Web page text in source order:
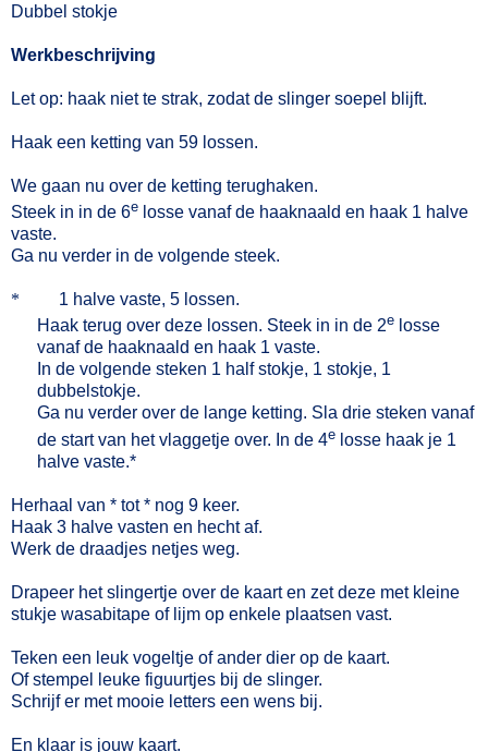
Dubbel stokje
Werkbeschrijving
Let op: haak niet te strak, zodat de slinger soepel blijft.
Haak een ketting van 59 lossen.
We gaan nu over de ketting terughaken.
Steek in in de 6e losse vanaf de haaknaald en haak 1 halve
vaste.
Ga nu verder in de volgende steek.
*
1 halve vaste, 5 lossen.
Haak terug over deze lossen. Steek in in de 2e losse
vanaf de haaknaald en haak 1 vaste.
In de volgende steken 1 half stokje, 1 stokje, 1
dubbelstokje.
Ga nu verder over de lange ketting. Sla drie steken vanaf
de start van het vlaggetje over. In de 4e losse haak je 1
halve vaste.*
Herhaal van * tot * nog 9 keer.
Haak 3 halve vasten en hecht af.
Werk de draadjes netjes weg.
Drapeer het slingertje over de kaart en zet deze met kleine
stukje wasabitape of lijm op enkele plaatsen vast.
Teken een leuk vogeltje of ander dier op de kaart.
Of stempel leuke figuurtjes bij de slinger.
Schrijf er met mooie letters een wens bij.
En klaar is jouw kaart.